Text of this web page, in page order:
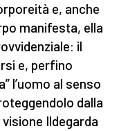
e, anche
manifesta, ella
il
e, perfino
l’uomo al senso
dalla
visione Ildegarda